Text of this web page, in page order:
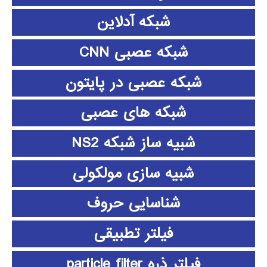
شبکه آدلاین
شبکه عصبی CNN
شبکه عصبی در پایتون
شبکه های عصبی
شبیه ساز شبکه NS2
شبیه سازی مولکولی
شناسایی حروف
فیلتر تطبیقی